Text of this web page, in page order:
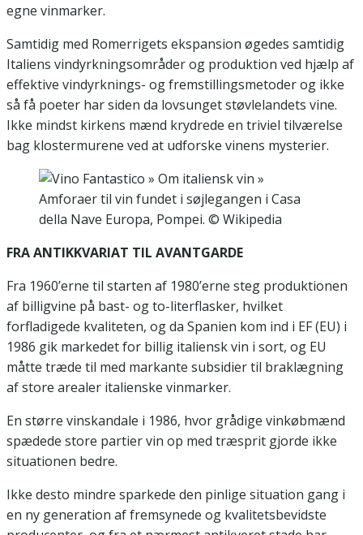
egne vinmarker.
Samtidig med Romerrigets ekspansion øgedes samtidig
Italiens vindyrkningsområder og produktion ved hjælp af
effektive vindyrknings- og fremstillingsmetoder og ikke
så få poeter har siden da lovsunget støvlelandets vine.
Ikke mindst kirkens mænd krydrede en triviel tilværelse
bag klostermurene ved at udforske vinens mysterier.
Amforaer til vin fundet i søjlegangen i Casa
della Nave Europa, Pompei. © Wikipedia
FRA ANTIKKVARIAT TIL AVANTGARDE
Fra 1960’erne til starten af 1980’erne steg produktionen
af billigvine på bast- og to-literflasker, hvilket
forfladigede kvaliteten, og da Spanien kom ind i EF (EU) i
1986 gik markedet for billig italiensk vin i sort, og EU
måtte træde til med markante subsidier til braklægning
af store arealer italienske vinmarker.
En større vinskandale i 1986, hvor grådige vinkøbmænd
spædede store partier vin op med træsprit gjorde ikke
situationen bedre.
Ikke desto mindre sparkede den pinlige situation gang i
en ny generation af fremsynede og kvalitetsbevidste